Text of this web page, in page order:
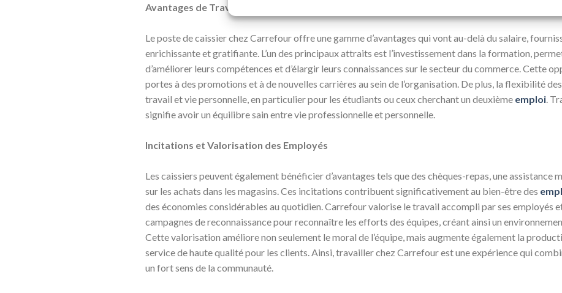
Avantages de Travailler chez Carrefour
Le poste de caissier chez Carrefour offre une gamme d’avantages qui vont au-delà du salaire,
enrichissante et gratifiante. L’un des principaux attraits est l’investissement dans la formation,
d’améliorer leurs compétences et d’élargir leurs connaissances sur le secteur du commerce. Cette
portes à des promotions et à de nouvelles carrières au sein de l’organisation. De plus, la flexibilité
travail et vie personnelle, en particulier pour les étudiants ou ceux cherchant un deuxième emploi.
signifie avoir un équilibre sain entre vie professionnelle et personnelle.
Incitations et Valorisation des Employés
Les caissiers peuvent également bénéficier d’avantages tels que des chèques-repas, une assistance
sur les achats dans les magasins. Ces incitations contribuent significativement au bien-être des
des économies considérables au quotidien. Carrefour valorise le travail accompli par ses employés
campagnes de reconnaissance pour reconnaître les efforts des équipes, créant ainsi un
Cette valorisation améliore non seulement le moral de l’équipe, mais augmente également la
service de haute qualité pour les clients. Ainsi, travailler chez Carrefour est une expérience qui
un fort sens de la communauté.